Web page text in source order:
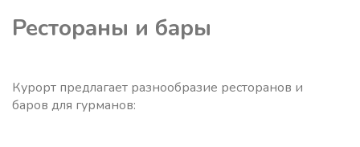
Рестораны и бары
Курорт предлагает разнообразие ресторанов и
баров для гурманов: